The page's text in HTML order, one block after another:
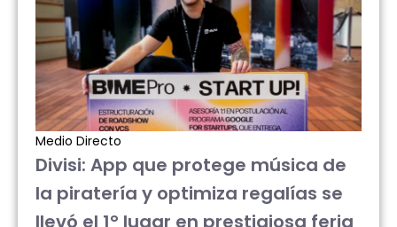
Medio Directo
Divisi: App que protege música de
la piratería y optimiza regalías se
llevó el 1° lugar en prestigiosa feria